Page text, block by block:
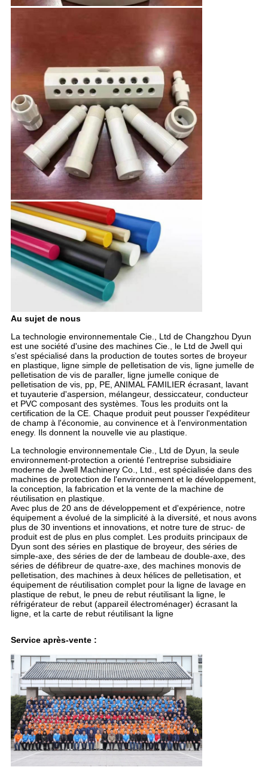
Au sujet de nous
La technologie environnementale Cie., Ltd de Changzhou Dyun
est une société d'usine des machines Cie., le Ltd de Jwell qui
s'est spécialisé dans la production de toutes sortes de broyeur
en plastique, ligne simple de pelletisation de vis, ligne jumelle de
pelletisation de vis de paraller, ligne jumelle conique de
pelletisation de vis, pp, PE, ANIMAL FAMILIER écrasant, lavant
et tuyauterie d'aspersion, mélangeur, dessiccateur, conducteur
et PVC composant des systèmes. Tous les produits ont la
certification de la CE. Chaque produit peut pousser l'expéditeur
de champ à l'économie, au convinence et à l'environmentation
enegy. Ils donnent la nouvelle vie au plastique.
La technologie environnementale Cie., Ltd de Dyun, la seule
environnement-protection a orienté l'entreprise subsidiaire
moderne de Jwell Machinery Co., Ltd., est spécialisée dans des
machines de protection de l'environnement et le développement,
la conception, la fabrication et la vente de la machine de
réutilisation en plastique.
Avec plus de 20 ans de développement et d'expérience, notre
équipement a évolué de la simplicité à la diversité, et nous avons
plus de 30 inventions et innovations, et notre ture de struc- de
produit est de plus en plus complet. Les produits principaux de
Dyun sont des séries en plastique de broyeur, des séries de
simple-axe, des séries de der de lambeau de double-axe, des
séries de défibreur de quatre-axe, des machines monovis de
pelletisation, des machines à deux hélices de pelletisation, et
équipement de réutilisation complet pour la ligne de lavage en
plastique de rebut, le pneu de rebut réutilisant la ligne, le
réfrigérateur de rebut (appareil électroménager) écrasant la
ligne, et la carte de rebut réutilisant la ligne
Service après-vente :